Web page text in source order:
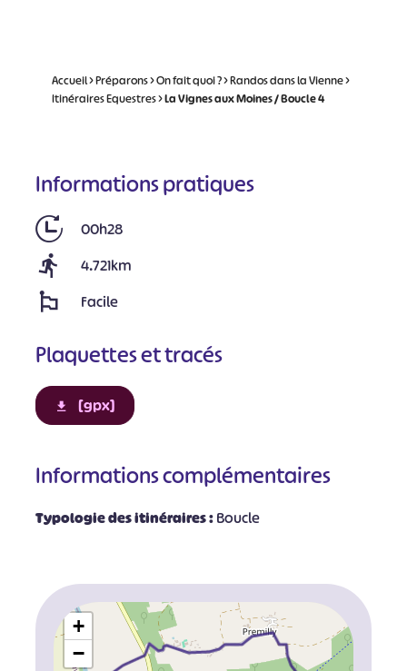
Accueil>Préparons>On fait quoi ?>Randos dans la Vienne>
Itinéraires Equestres>La Vignes aux Moines / Boucle 4
Informations pratiques
00h28
4.721km
Facile
Plaquettes et tracés
[gpx]
Informations complémentaires
Typologie des itinéraires :Boucle
+
−